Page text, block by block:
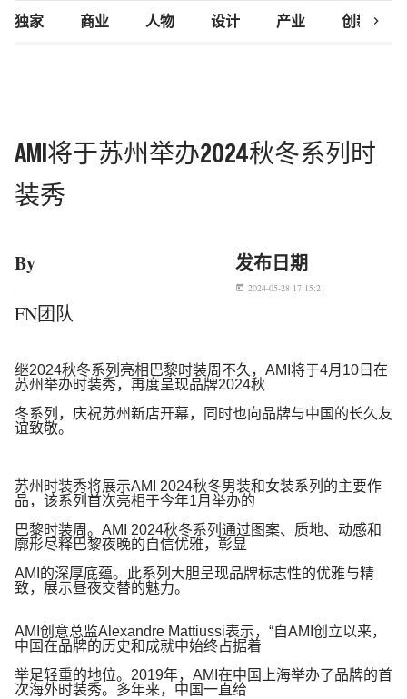
独家 商业 人物 设计 产业 创新研究
chevron_right
AMI将于苏州举办2024秋冬系列时
装秀
By
FN团队
发布日期
today 2024-05-28 17:15:21
继2024秋冬系列亮相巴黎时装周不久， AMI 将于4月 10 日在
苏州举办时装秀，再度呈现品牌2024秋
冬系列，庆祝苏州新店开幕，同时也向品牌与中国的长久友
谊致敬。
苏州时装秀将展示AMI 2024秋冬男装和女装系列的主要作
品，该系列首次亮相于今年1月举办的
巴黎时装周。 AMI 2024秋冬系列通过图案、质地、动感和
廓形尽释巴黎夜晚的自信优雅，彰显
AMI 的深厚底蕴。此系列大胆呈现品牌标志性的优雅与精
致，展示昼夜交替的魅力。
AMI 创意总监Alexandre Mattiussi表示， “自AMI 创立以来，
中国在品牌的历史和成就中始终占据着
举足轻重的地位。 2019年， AMI 在中国上海举办了品牌的首
次海外时装秀。多年来，中国一直给